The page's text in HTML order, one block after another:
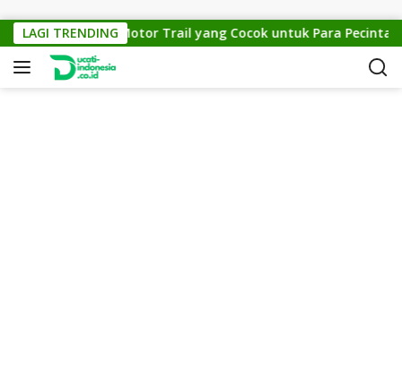
LAGI TRENDING
Cross 150: Motor Trail yang Cocok untuk Para Pecinta Off-